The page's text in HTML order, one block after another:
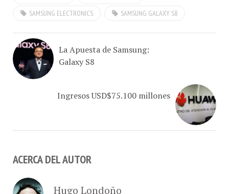
SAMSUNG ELECTRONICS
SAMSUNG GALAXY S8
La Apuesta de Samsung:
Galaxy S8
Ingresos USD$75.100 millones
ACERCA DEL AUTOR
Hugo Londoño